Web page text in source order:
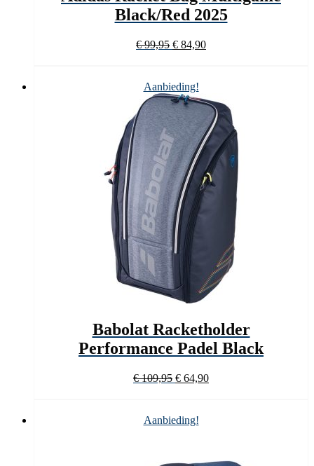
Black/Red 2025
€99,95 Oorspronkelijke
€ 99,95.
€ 84,90Huidige
Aanbieding!
Babolat Racketholder
Performance Padel Black
€109,95 Oorspronkelijke
€ 109,95.
€ 64,90Huidige
Aanbieding!